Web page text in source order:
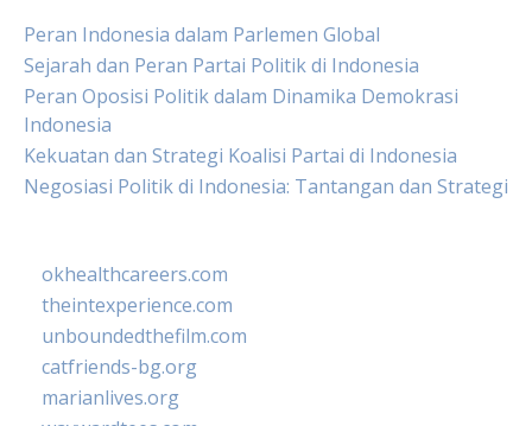
Peran Indonesia dalam Parlemen Global
Sejarah dan Peran Partai Politik di Indonesia
Peran Oposisi Politik dalam Dinamika Demokrasi
Indonesia
Kekuatan dan Strategi Koalisi Partai di Indonesia
Negosiasi Politik di Indonesia: Tantangan dan Strategi
okhealthcareers.com
theintexperience.com
unboundedthefilm.com
catfriends-bg.org
marianlives.org